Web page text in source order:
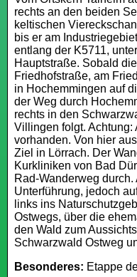
rechts an den beiden
keltischen
bis er am
entlang der K5711,
Hauptstraße. Sobald
Friedhofstraße, am
in Hochemmingen auf
der Weg durch
rechts in den
Villingen folgt. Achtung:
vorhanden. Von hier
Ziel in Lörrach. Der
Kurkliniken von Bad
Rad-Wanderweg
Unterführung, jedoch
links ins
Ostwegs, über die
den Wald zum
Schwarzwald Ostweg
Besonderes: Etappe